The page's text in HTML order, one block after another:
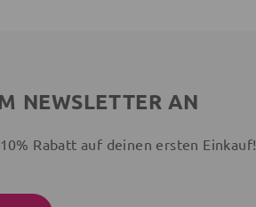
NEWSLETTER AN
Rabatt auf deinen ersten Einkauf!